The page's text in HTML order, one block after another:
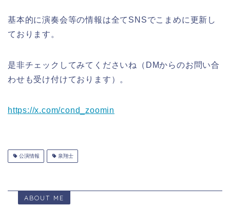
基本的に演奏会等の情報は全てSNSでこまめに更新し
ております。
是非チェックしてみてくださいね（DMからのお問い合
わせも受け付けております）。
https://x.com/cond_zoomin
公演情報 泉翔士
ABOUT ME